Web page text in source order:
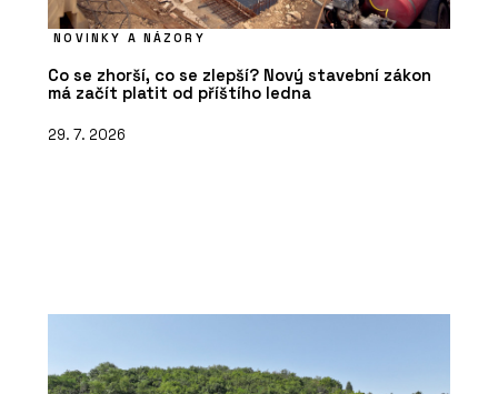
NOVINKY A NÁZORY
Co se zhorší, co se zlepší? Nový stavební zákon
má začít platit od příštího ledna
29. 7. 2026